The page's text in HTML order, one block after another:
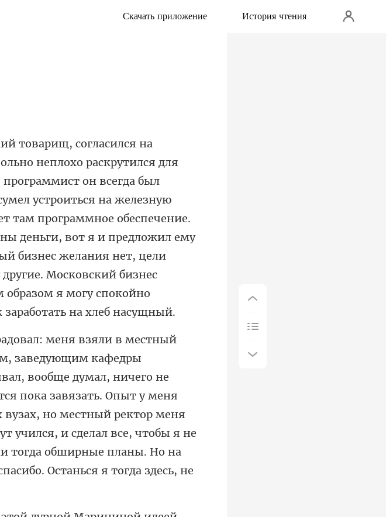
Скачать приложение История чтения
устроиться на железную
там программное обеспечение.
деньги, вот я и предложил ему
пока завязать. Опыт у меня
но местный ректор меня
учился, и сдела